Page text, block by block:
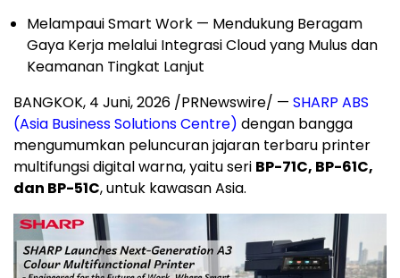
Melampaui Smart Work — Mendukung Beragam
Gaya Kerja melalui Integrasi Cloud yang Mulus dan
Keamanan Tingkat Lanjut
BANGKOK, 4 Juni, 2026 /PRNewswire/ — SHARP ABS
(Asia Business Solutions Centre) dengan bangga
mengumumkan peluncuran jajaran terbaru printer
multifungsi digital warna, yaitu seri BP-71C, BP-61C,
dan BP-51C, untuk kawasan Asia.